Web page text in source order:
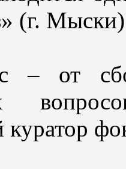
(г.
– от
куратор